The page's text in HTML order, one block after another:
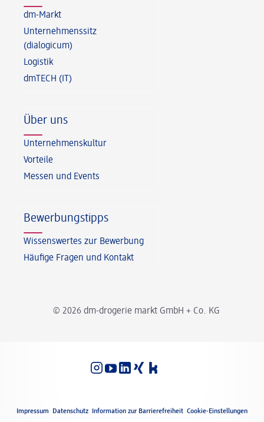
© 2026 dm-drogerie markt GmbH + Co. KG
dm-Markt
Unternehmenssitz
(dialogicum)
Logistik
dmTECH (IT)
Über uns
Unternehmenskultur
Vorteile
Messen und Events
Bewerbungstipps
Wissenswertes zur Bewerbung
Häufige Fragen und Kontakt
Rechtliches
Impressum Datenschutz Information zur Barrierefreiheit Cookie-Einstellungen